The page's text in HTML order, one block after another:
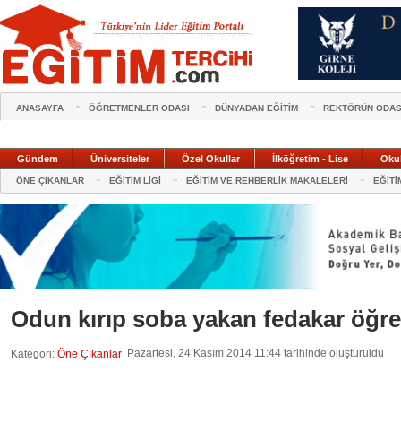
ANASAYFA ÖĞRETMENLER ODASI DÜNYADAN EĞİTİM REKTÖRÜN
Gündem Üniversiteler Özel Okullar İlköğretim - Lise
ÖNE ÇIKANLAR EĞİTİM LİGİ EĞİTİM VE REHBERLİK MAKALELERİ
Odun kırıp soba yakan fedakar
Kategori: Öne Çıkanlar Pazartesi, 24 Kasım 2014 11:44 tarihinde oluşturuldu